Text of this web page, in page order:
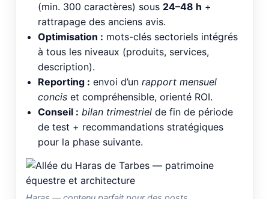
(min. 300 caractères) sous 24–48 h +
rattrapage des anciens avis.
Optimisation : mots-clés sectoriels intégrés
à tous les niveaux (produits, services,
description).
Reporting : envoi d’un rapport mensuel
concis et compréhensible, orienté ROI.
Conseil : bilan trimestriel de fin de période
de test + recommandations stratégiques
pour la phase suivante.